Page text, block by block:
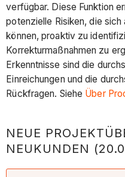
verfügbar. Diese Funktion
potenzielle Risiken, die
können, proaktiv zu
Korrekturmaßnahmen zu
Erkenntnisse sind die
Einreichungen und die
Rückfragen. Siehe Über
NEUE
NEUKUNDEN